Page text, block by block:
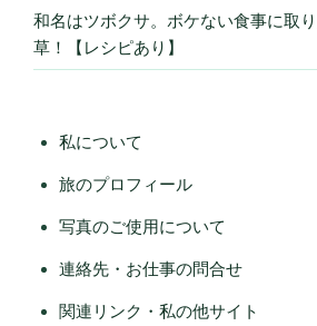
和名はツボクサ。ボケない食事に取
草！【レシピあり】
私について
旅のプロフィール
写真のご使用について
連絡先・お仕事の問合せ
関連リンク・私の他サイト